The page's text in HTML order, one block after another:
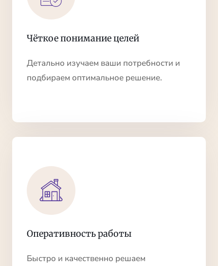
Чёткое понимание целей
Детально изучаем ваши потребности и
подбираем оптимальное решение.
Оперативность работы
Быстро и качественно решаем